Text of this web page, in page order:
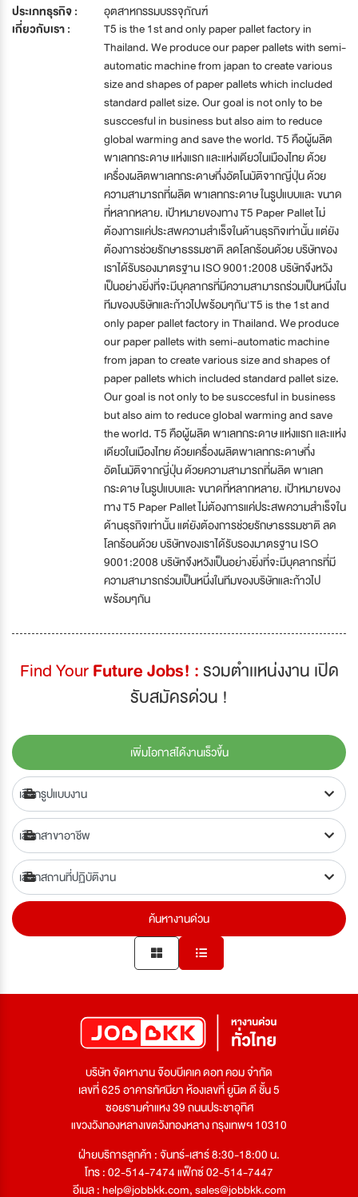
ประเภทธุรกิจ :
อุตสาหกรรมบรรจุภัณฑ์
เกี่ยวกับเรา :
T5 is the 1st and only paper pallet factory in
Thailand. We produce our paper pallets with semi-
automatic machine from japan to create various
size and shapes of paper pallets which included
standard pallet size. Our goal is not only to be
susccesful in business but also aim to reduce
global warming and save the world. T5 คือผู้ผลิต
พาเลทกระดาษ แห่งแรก และแห่งเดียวในเมืองไทย ด้วย
เครื่องผลิตพาเลทกระดาษกึ่งอัตโนมัติจากญี่ปุ่น ด้วย
ความสามารถที่ผลิต พาเลทกระดาษ ในรูปแบบและ ขนาด
ที่หลากหลาย. เป้าหมายของทาง T5 Paper Pallet ไม่
ต้องการแค่ประสพความสำเร็จในด้านธุรกิจเท่านั้น แต่ยัง
ต้องการช่วยรักษาธรรมชาติ ลดโลกร้อนด้วย บริษัทของ
เราได้รับรองมาตรฐาน ISO 9001:2008 บริษัทจึงหวัง
เป็นอย่างยิ่งที่จะมีบุคลากรที่มีความสามารถร่วมเป็นหนึ่งใน
ทีมของบริษัทและก้าวไปพร้อมๆกัน'T5 is the 1st and
only paper pallet factory in Thailand. We produce
our paper pallets with semi-automatic machine
from japan to create various size and shapes of
paper pallets which included standard pallet size.
Our goal is not only to be susccesful in business
but also aim to reduce global warming and save
the world. T5 คือผู้ผลิต พาเลทกระดาษ แห่งแรก และแห่ง
เดียวในเมืองไทย ด้วยเครื่องผลิตพาเลทกระดาษกึ่ง
อัตโนมัติจากญี่ปุ่น ด้วยความสามารถที่ผลิต พาเลท
กระดาษ ในรูปแบบและ ขนาดที่หลากหลาย. เป้าหมายของ
ทาง T5 Paper Pallet ไม่ต้องการแค่ประสพความสำเร็จใน
ด้านธุรกิจเท่านั้น แต่ยังต้องการช่วยรักษาธรรมชาติ ลด
โลกร้อนด้วย บริษัทของเราได้รับรองมาตรฐาน ISO
9001:2008 บริษัทจึงหวังเป็นอย่างยิ่งที่จะมีบุคลากรที่มี
ความสามารถร่วมเป็นหนึ่งในทีมของบริษัทและก้าวไป
พร้อมๆกัน
Find YourFuture Jobs! :รวมตำเเหน่งงาน เปิด
รับสมัครด่วน !
เพิ่มโอกาสได้งานเร็วขึ้น
ค้นหางานด่วน
บริษัท จัดหางาน จ๊อบบีเคเค ดอท คอม จำกัด
เลขที่ 625 อาคารทัศนียา ห้องเลขที่ ยูนิต ดี ชั้น 5
ซอยรามคำแหง 39 ถนนประชาอุทิศ
แขวงวังทองหลางเขตวังทองหลาง กรุงเทพฯ 10310
ฝ่ายบริการลูกค้า : จันทร์-เสาร์ 8:30-18:00 น.
โทร : 02-514-7474 แฟ็กซ์ 02-514-7447
อีเมล :help@jobbkk.com,sales@jobbkk.com